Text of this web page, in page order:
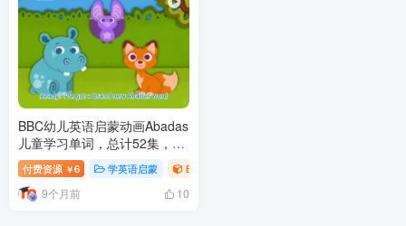
BBC幼儿英语启蒙动画Abadas
儿童学习单词，总计52集，
720P高清视频带英文字幕，百
度网盘下载！
付费资源 ￥6 学英语启蒙 BBC英语频道
9个月前 10